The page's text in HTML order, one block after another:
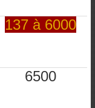
137 à 6000
6500